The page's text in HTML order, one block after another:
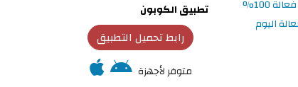
تطبيق الكوبون
رابط تحميل التطبيق
متوفر لأجهزة